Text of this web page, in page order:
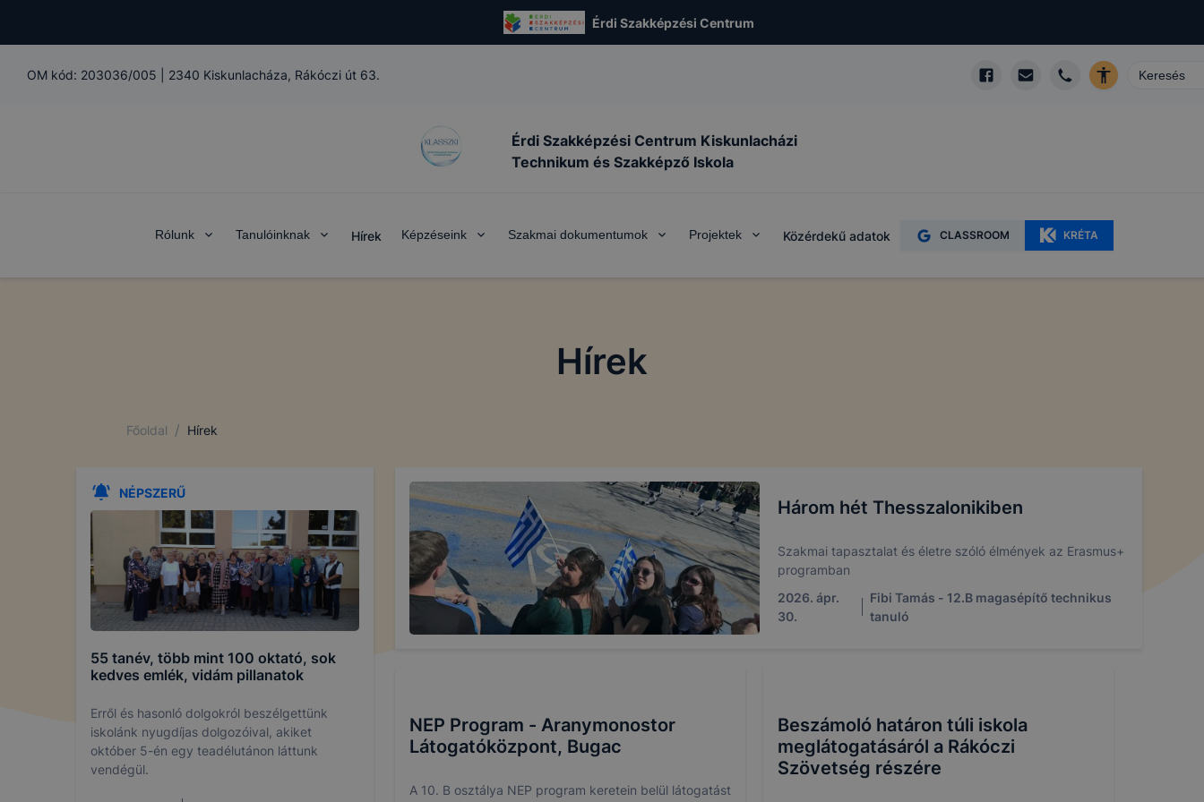
Érdi Szakképzési Centrum
OM kód: 203036/005 2340 Kiskunlacháza, Rákóczi út 63.
Érdi Szakképzési Centrum Kiskunlacházi
Technikum és Szakképző Iskola
Rólunk Tanulóinknak Hírek Képzéseink Szakmai dokumentumok Projektek Közérdekű adatok CLASSROOM KRÉTA
Hírek
Főoldal / Hírek
NÉPSZERŰ
55 tanév, több mint 100 oktató, sok
kedves emlék, vidám pillanatok
Erről és hasonló dolgokról beszélgettünk
iskolánk nyugdíjas dolgozóival, akiket
október 5-én egy teadélutánon láttunk
vendégül.
Három hét Thesszalonikiben
Szakmai tapasztalat és életre szóló élmények az Erasmus+
programban
2026. ápr.
30.
Fibi Tamás - 12.B magasépítő technikus
tanuló
NEP Program - Aranymonostor
Látogatóközpont, Bugac
A 10. B osztálya NEP program keretein belül látogatást
Beszámoló határon túli iskola
meglátogatásáról a Rákóczi
Szövetség részére